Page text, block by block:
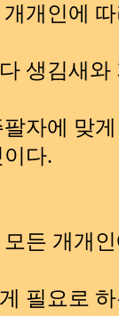
개개인에
생김새
자에 맞
다.
든 개개
필요로